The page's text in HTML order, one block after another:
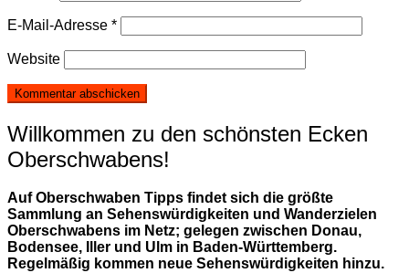
E-Mail-Adresse *
Website
Willkommen zu den schönsten Ecken
Oberschwabens!
Auf Oberschwaben Tipps findet sich die größte
Sammlung an Sehenswürdigkeiten und Wanderzielen
Oberschwabens im Netz; gelegen zwischen Donau,
Bodensee, Iller und Ulm in Baden-Württemberg.
Regelmäßig kommen neue Sehenswürdigkeiten hinzu.